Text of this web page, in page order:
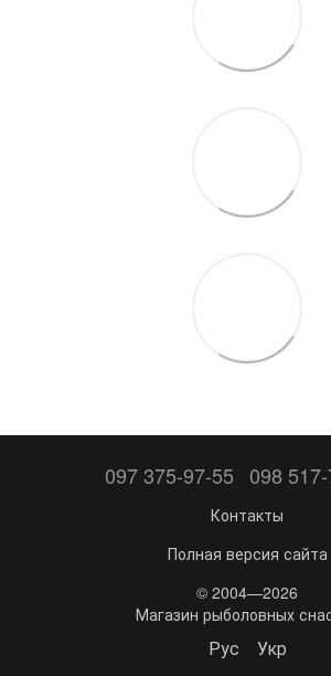
097 375-97-55 098
Контакты
Полная версия сайта
© 2004—2026
Магазин рыболовных
Рус Укр